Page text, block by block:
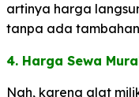
artinya harga
tanpa ada
​4. Harga Sewa
Nah, karena alat